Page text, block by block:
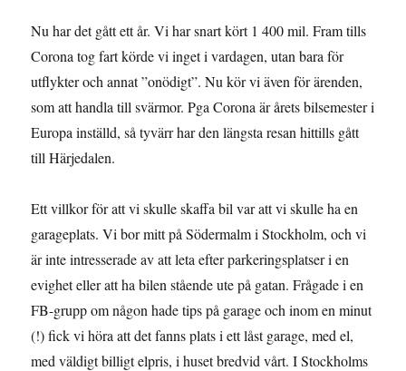
Nu har det gått ett år. Vi har snart kört 1 400 mil. Fram tills
Corona tog fart körde vi inget i vardagen, utan bara för
utflykter och annat ”onödigt”. Nu kör vi även för ärenden,
som att handla till svärmor. Pga Corona är årets bilsemester i
Europa inställd, så tyvärr har den längsta resan hittills gått
till Härjedalen.
Ett villkor för att vi skulle skaffa bil var att vi skulle ha en
garageplats. Vi bor mitt på Södermalm i Stockholm, och vi
är inte intresserade av att leta efter parkeringsplatser i en
evighet eller att ha bilen stående ute på gatan. Frågade i en
FB-grupp om någon hade tips på garage och inom en minut
(!) fick vi höra att det fanns plats i ett låst garage, med el,
med väldigt billigt elpris, i huset bredvid vårt. I Stockholms